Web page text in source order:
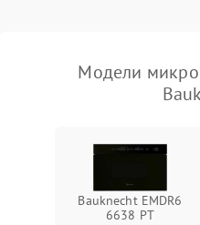
Сломался трансформатор
Модели
Bauknecht EMDR6
6638 PT